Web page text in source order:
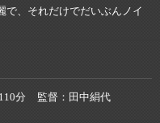
で、それだけでだいぶんノイ
110分 監督
田中絹代